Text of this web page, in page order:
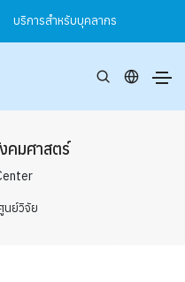
บริการสำหรับบุคลากร
คมศาสตร์
นย์วิจัย